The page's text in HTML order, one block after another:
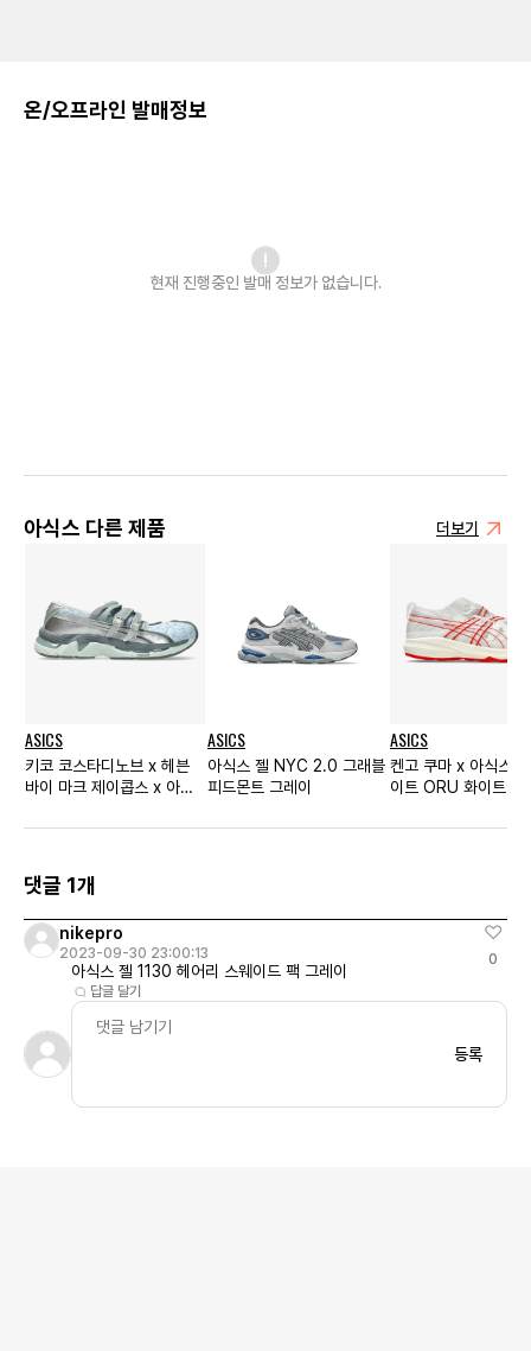
온/오프라인 발매정보
현재 진행중인 발매 정보가 없습니다.
아식스 다른 제품 더보기
ASICS
키코 코스타디노브 x 헤븐
바이 마크 제이콥스 x 아식
님 페일 아쿠아
ASICS
아식스 젤 NYC 2.0 그래블
피드몬트 그레이
ASICS
켄고 쿠마 x 아식스
이트 ORU 화이트
댓글 1개
nikepro
2023-09-30 23:00:13
아식스 젤 1130 헤어리 스웨이드 팩 그레이
답글 달기
0
등록